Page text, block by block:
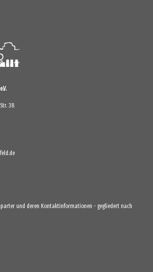
38
und deren Kontaktinformationen - gegliedert nach